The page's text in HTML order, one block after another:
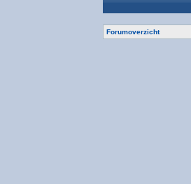
Forumoverzicht